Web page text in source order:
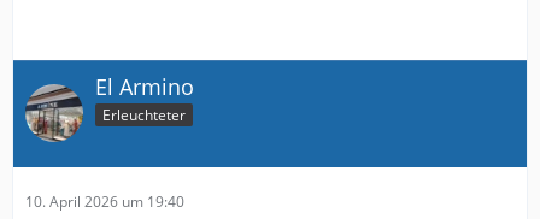
El Armino
Erleuchteter
10. April 2026 um 19:40